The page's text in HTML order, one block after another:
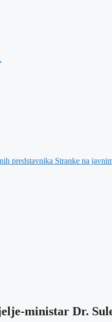
predstavnika Stranke na
ministar Dr.